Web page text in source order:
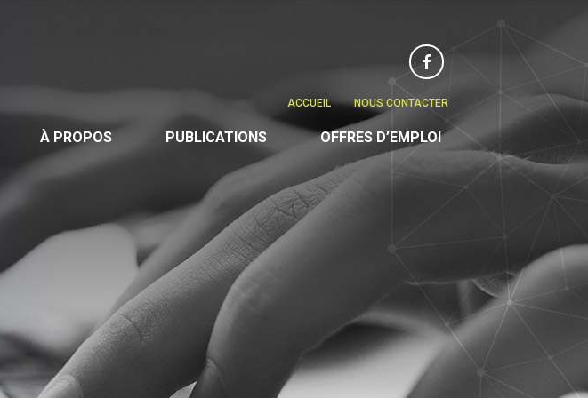
Facebook
ACCUEIL NOUS CONTACTER
À PROPOS PUBLICATIONS OFFRES D’EMPLOI
Facebook